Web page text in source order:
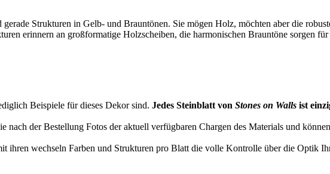
Strukturen in Gelb- und Brauntönen. Sie mögen Holz, möchten aber die
erinnern an großformatige Holzscheiben, die harmonischen Brauntöne sorgen
Beispiele für dieses Dekor sind. Jedes Steinblatt von Stones on Walls ist
nach der Bestellung Fotos der aktuell verfügbaren Chargen des Materials und
ihren wechseln Farben und Strukturen pro Blatt die volle Kontrolle über die Optik